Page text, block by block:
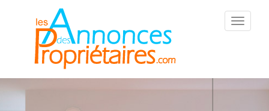
::Menu::